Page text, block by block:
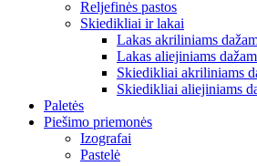
Reljefinės pastos
Skiedikliai ir lakai
Lakas akriliniams
Lakas aliejiniams
Skiedikliai akriliniams
Skiedikliai aliejiniams
Paletės
Piešimo priemonės
Izografai
Pastelė